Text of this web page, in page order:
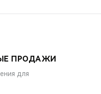
ПРОДАЖИ
для